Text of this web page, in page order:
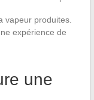
vapeur produites.
expérience de
une